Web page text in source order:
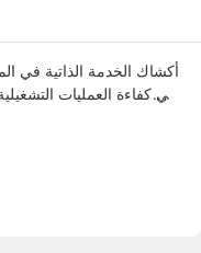
أكشاك الخدمة الذاتية في
في كفاءة العمليات